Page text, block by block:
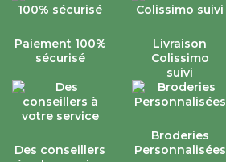
Paiement 100%
sécurisé
Livraison
Colissimo
suivi
Des conseillers
Broderies
Personnalisées